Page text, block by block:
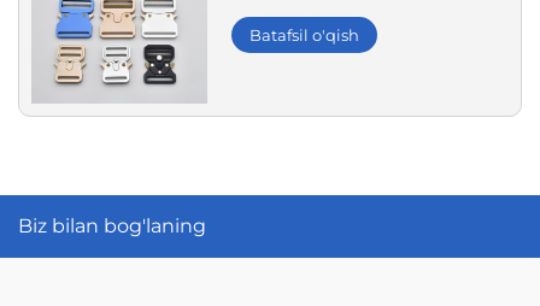
Batafsil o'qish
Biz bilan bog'laning